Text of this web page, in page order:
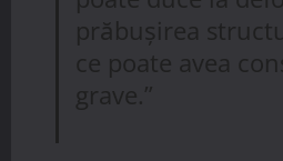
prăbușirea
ce poate avea
grave.”